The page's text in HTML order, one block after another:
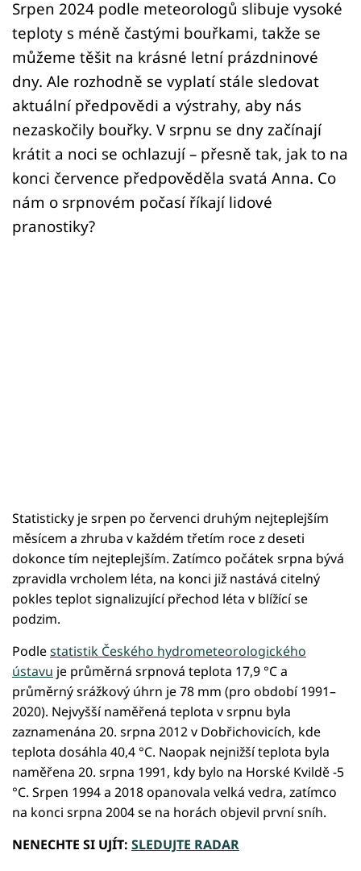
Srpen 2024 podle meteorologů slibuje vysoké
teploty s méně častými bouřkami, takže se
můžeme těšit na krásné letní prázdninové
dny. Ale rozhodně se vyplatí stále sledovat
aktuální předpovědi a výstrahy, aby nás
nezaskočily bouřky. V srpnu se dny začínají
krátit a noci se ochlazují – přesně tak, jak to na
konci července předpověděla svatá Anna. Co
nám o srpnovém počasí říkají lidové
pranostiky?
Statisticky je srpen po červenci druhým nejteplejším
měsícem a zhruba v každém třetím roce z deseti
dokonce tím nejteplejším. Zatímco počátek srpna bývá
zpravidla vrcholem léta, na konci již nastává citelný
pokles teplot signalizující přechod léta v blížící se
podzim.
Podlestatistik Českého hydrometeorologického
ústavu je průměrná srpnová teplota 17,9 °C a
průměrný srážkový úhrn je 78 mm (pro období 1991–
2020). Nejvyšší naměřená teplota v srpnu byla
zaznamenána 20. srpna 2012 v Dobřichovicích, kde
teplota dosáhla 40,4 °C. Naopak nejnižší teplota byla
naměřena 20. srpna 1991, kdy bylo na Horské Kvildě -5
°C. Srpen 1994 a 2018 opanovala velká vedra, zatímco
na konci srpna 2004 se na horách objevil první sníh.
NENECHTE SI UJÍT: SLEDUJTE RADAR